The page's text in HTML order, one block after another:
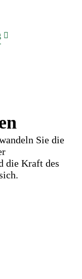
Sie die
die Kraft des